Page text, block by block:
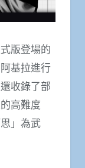
版登場的
基拉進行
收錄了部
高難度
」為武